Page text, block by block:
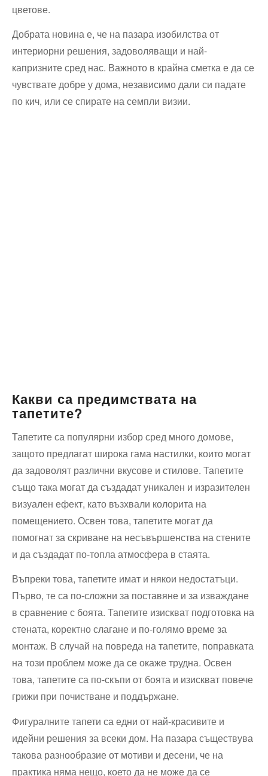
цветове.
Добрата новина е, че на пазара изобилства от
интериорни решения, задоволяващи и най-
капризните сред нас. Важното в крайна сметка е да се
чувствате ​добре у⁢ дома, независимо дали си падате
по кич, или ⁢се спирате на семпли визии.
Какви са предимствата на
тапетите?
Тапетите са популярни избор⁤ сред много домове,
защото⁢ предлагат широка гама настилки, които могат
да задоволят различни вкусове и стилове. Тапетите
също така могат да създадат⁣ уникален и изразителен
визуален⁢ ефект, като възхвали ‌колорита на
помещението. Освен това, тапетите могат да
⁤помогнат за скриване на несъвършенства на стените
и да създадат по-топла атмосфера в ⁤стаята.
Въпреки ‍това, тапетите⁣ имат и някои недостатъци.
Първо, те са по-сложни за поставяне и за изваждане
в сравнение с боята. Тапетите ⁣изискват подготовка на
стената, коректно слагане и по-голямо време⁣ за
монтаж. В случай на повреда на тапетите, поправката
на този проблем може да се окаже трудна. Освен⁢
това, ⁢тапетите са по-скъпи ⁣от боята и изискват повече
грижи при почистване и поддържане.
Фигуралните тапети са едни ⁢от ⁤най-красивите и
идейни решения за всеки дом. На пазара съществува
такова разнообразие от мотиви и десени, ⁤че на
практика няма нещо, което да не може да⁤ се